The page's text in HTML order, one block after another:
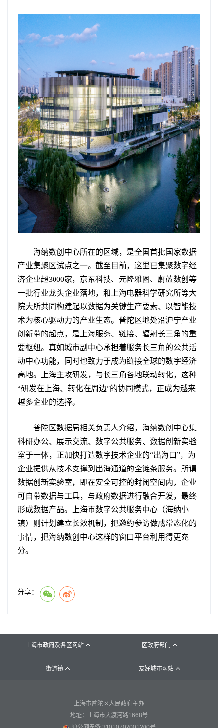
海纳数创中心所在的区域，是全国首批国家数据
产业集聚区试点之一。截至目前，这里已集聚数字经
济企业超3000家，京东科技、元隆雅图、蔚蓝数创等
一批行业龙头企业落地，和上海电器科学研究所等大
院大所共同构建起以数据为关键生产要素、以智能技
术为核心驱动力的产业生态。普陀区地处沿沪宁产业
创新带的起点，是上海服务、链接、辐射长三角的重
要枢纽。真如城市副中心承担着服务长三角的公共活
动中心功能，同时也致力于成为链接全球的数字经济
高地。上海主攻研发，与长三角各地联动转化，这种
“研发在上海、转化在周边”的协同模式，正成为越来
越多企业的选择。
普陀区数据局相关负责人介绍，海纳数创中心集
科研办公、展示交流、数字公共服务、数据创新实验
室于一体，正加快打造数字技术企业的“出海口”，为
企业提供从技术支撑到出海通道的全链条服务。所谓
数据创新实验室，即在安全可控的封闭空间内，企业
可自带数据与工具，与政府数据进行融合开发，最终
形成数据产品。上海市数字公共服务中心（海纳小
镇）则计划建立长效机制，把邀约参访做成常态化的
事情，把海纳数创中心这样的窗口平台利用得更充
分。
分享：
上海市政府及各区网站  区政府部门 
街道镇  友好城市网站 
上海市普陀区人民政府主办
地址：上海市大渡河路1668号